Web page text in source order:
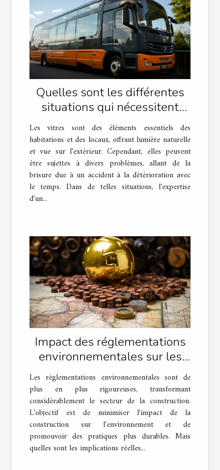
Quelles sont les différentes
situations qui nécessitent
l'intervention d'un vitrier
professionnel ?
Les vitres sont des éléments essentiels des
habitations et des locaux, offrant lumière naturelle
et vue sur l'extérieur. Cependant, elles peuvent
être sujettes à divers problèmes, allant de la
brisure due à un accident à la détérioration avec
le temps. Dans de telles situations, l'expertise
d'un...
Impact des réglementations
environnementales sur les
travaux de construction
Les réglementations environnementales sont de
plus en plus rigoureuses, transformant
considérablement le secteur de la construction.
L'objectif est de minimiser l'impact de la
construction sur l'environnement et de
promouvoir des pratiques plus durables. Mais
quelles sont les implications réelles...